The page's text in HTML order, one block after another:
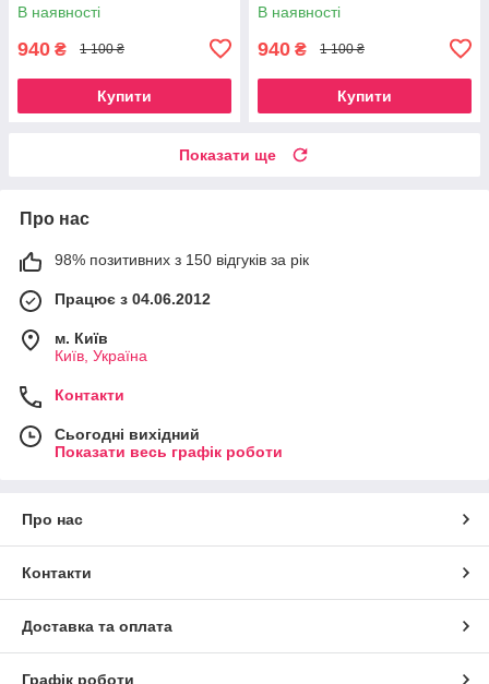
В наявності
940 ₴ 1 100 ₴
Купити
В наявності
940 ₴ 1 100 ₴
Купити
Показати ще
Про нас
98% позитивних з 150 відгуків за рік
Працює з 04.06.2012
м. Київ
Київ, Україна
Контакти
Сьогодні вихідний
Показати весь графік роботи
Про нас
Контакти
Доставка та оплата
Графік роботи